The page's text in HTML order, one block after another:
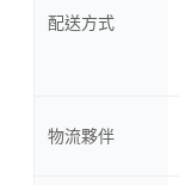
配送方式
物流夥伴